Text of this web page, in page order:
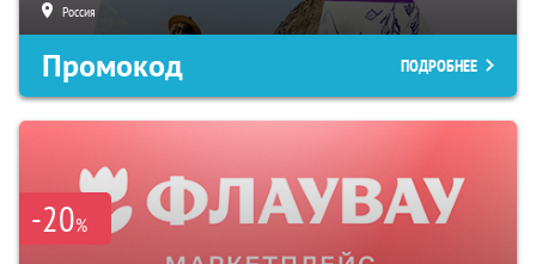
Россия
Промокод ПОДРОБНЕЕ
-20%